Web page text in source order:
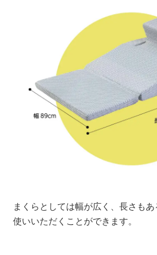
まくらとしては幅が広く、長さも
使いいただくことができます。